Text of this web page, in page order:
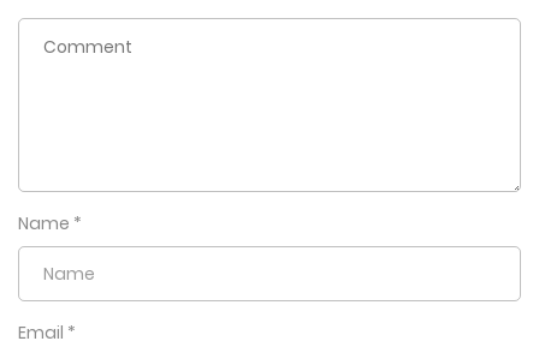
Name *
Email *